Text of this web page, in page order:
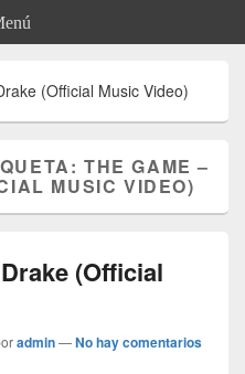
(Official Music Video)
THE GAME –
MUSIC VIDEO)
(Official
admin—No hay comentarios